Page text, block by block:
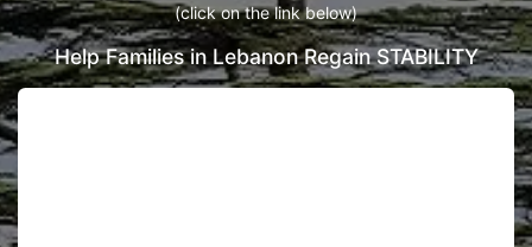
(click on the link below)
Help Families in Lebanon Regain STABILITY